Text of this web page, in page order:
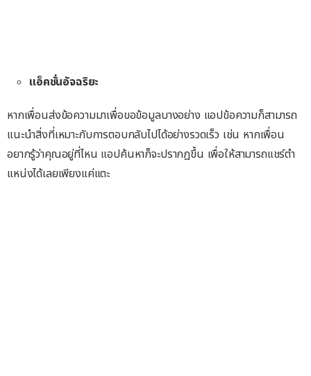
แอ็คชั่นอัจฉริยะ
หากเพื่อนส่งข้อความมาเพื่อขอข้อมูลบางอย่าง แอปข้อความก็สามารถ
แนะนําสิ่งที่เหมาะกับการตอบกลับไปได้อย่างรวดเร็ว เช่น หากเพื่อน
อยากรู้ว่าคุณอยู่ที่ไหน แอปค้นหาก็จะปรากฏขึ้น เพื่อให้สามารถแชร์ตํา
แหน่งได้เลยเพียงแค่แตะ